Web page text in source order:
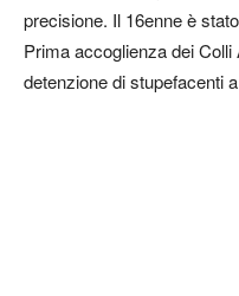
precisione. Il 16enne è
Prima accoglienza dei
detenzione di stupefacenti